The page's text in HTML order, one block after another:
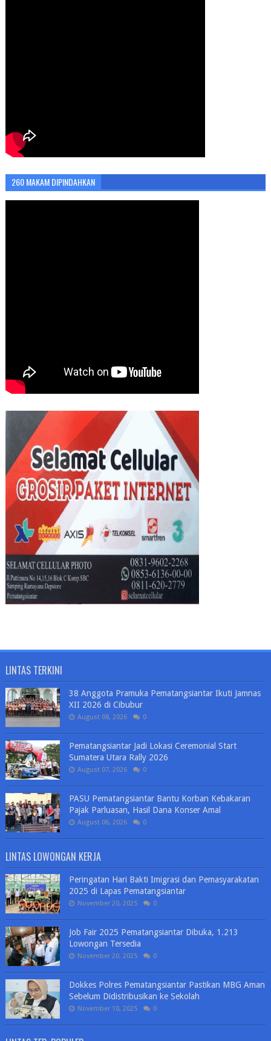
260 MAKAM DIPINDAHKAN
LINTAS TERKINI
38 Anggota Pramuka Pematangsiantar Ikuti Jamnas
XII 2026 di Cibubur
August 08, 2026 0
Pematangsiantar Jadi Lokasi Ceremonial Start
Sumatera Utara Rally 2026
August 07, 2026 0
PASU Pematangsiantar Bantu Korban Kebakaran
Pajak Parluasan, Hasil Dana Konser Amal
August 06, 2026 0
LINTAS LOWONGAN KERJA
Peringatan Hari Bakti Imigrasi dan Pemasyarakatan
2025 di Lapas Pematangsiantar
November 20, 2025 0
Job Fair 2025 Pematangsiantar Dibuka, 1.213
Lowongan Tersedia
November 20, 2025 0
Dokkes Polres Pematangsiantar Pastikan MBG Aman
Sebelum Didistribusikan ke Sekolah
November 10, 2025 0